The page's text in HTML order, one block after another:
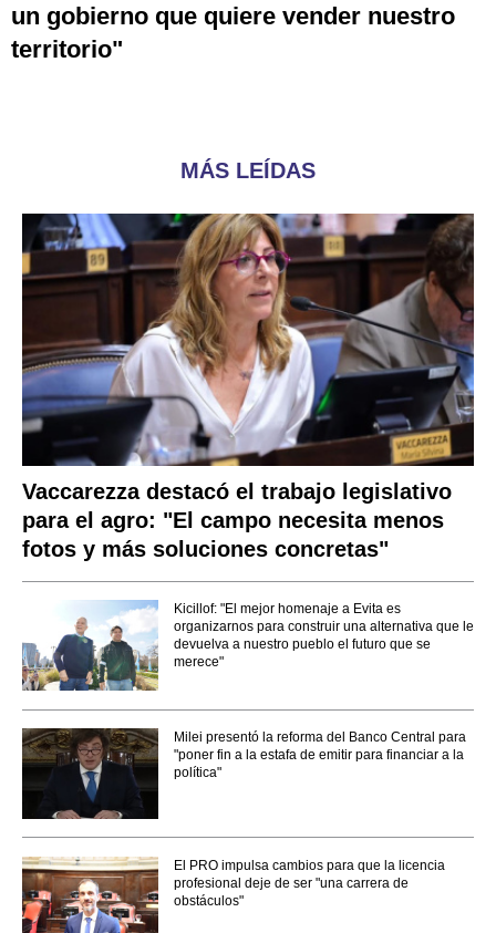
un gobierno que quiere vender nuestro
territorio"
MÁS LEÍDAS
Vaccarezza destacó el trabajo legislativo
para el agro: "El campo necesita menos
fotos y más soluciones concretas"
Kicillof: "El mejor homenaje a Evita es
organizarnos para construir una alternativa que le
devuelva a nuestro pueblo el futuro que se
merece"
Milei presentó la reforma del Banco Central para
"poner fin a la estafa de emitir para financiar a la
política"
El PRO impulsa cambios para que la licencia
profesional deje de ser "una carrera de
obstáculos"